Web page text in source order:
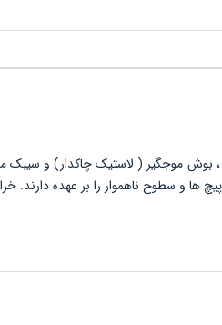
، بوش موجگیر ( لاستیک چاکدار) و
ها و سطوح ناهموار را بر عهده دارند.